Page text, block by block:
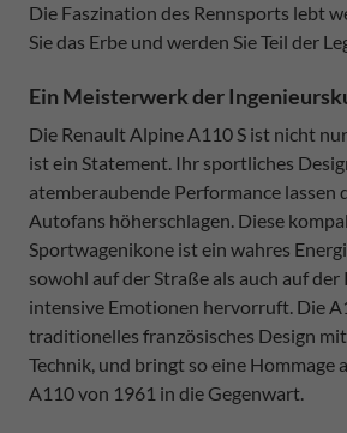
Die Faszination des Rennsports lebt
Sie das Erbe und werden Sie Teil der
Ein Meisterwerk der
Die Renault Alpine A110 S ist nicht
ist ein Statement. Ihr sportliches
atemberaubende Performance lassen
Autofans höherschlagen. Diese
Sportwagenikone ist ein wahres
sowohl auf der Straße als auch auf der
intensive Emotionen hervorruft. Die
traditionelles französisches Design
Technik, und bringt so eine Hommage
A110 von 1961 in die Gegenwart.